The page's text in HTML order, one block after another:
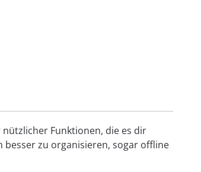
Funktionen, die es dir
zu organisieren, sogar offline